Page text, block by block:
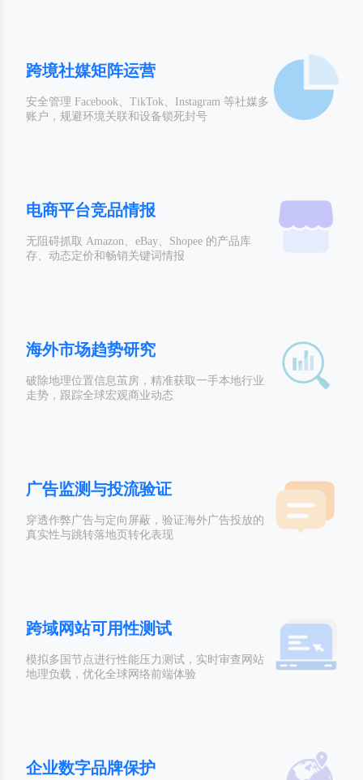
跨境社媒矩阵运营
安全管理 Facebook、TikTok、Instagram 等社媒多
账户，规避环境关联和设备锁死封号
电商平台竞品情报
无阻碍抓取 Amazon、eBay、Shopee 的产品库
存、动态定价和畅销关键词情报
海外市场趋势研究
破除地理位置信息茧房，精准获取一手本地行业
走势，跟踪全球宏观商业动态
广告监测与投流验证
穿透作弊广告与定向屏蔽，验证海外广告投放的
真实性与跳转落地页转化表现
跨域网站可用性测试
模拟多国节点进行性能压力测试，实时审查网站
地理负载，优化全球网络前端体验
企业数字品牌保护